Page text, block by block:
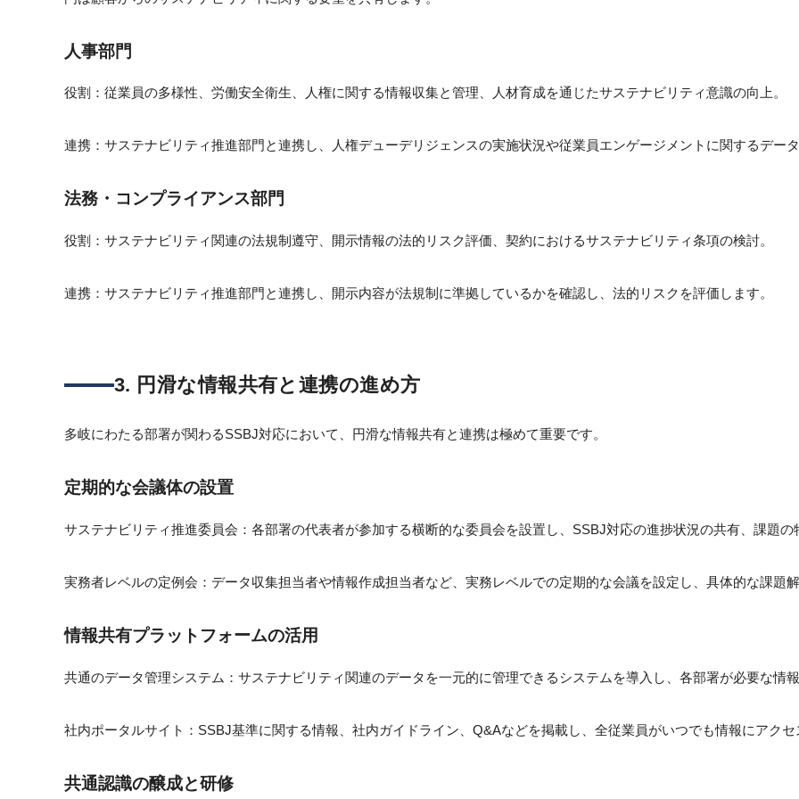
人事部門
役割：従業員の多様性、労働安全衛生、人権に関する情報収集と管理、人材育成を通じたサステナビリティ意識の向上。
連携：サステナビリティ推進部門と連携し、人権デューデリジェンスの実施状況や従業員エンゲージメントに関するデータ
法務・コンプライアンス部門
役割：サステナビリティ関連の法規制遵守、開示情報の法的リスク評価、契約におけるサステナビリティ条項の検討。
連携：サステナビリティ推進部門と連携し、開示内容が法規制に準拠しているかを確認し、法的リスクを評価します。
3. 円滑な情報共有と連携の進め方
多岐にわたる部署が関わるSSBJ対応において、円滑な情報共有と連携は極めて重要です。
定期的な会議体の設置
サステナビリティ推進委員会：各部署の代表者が参加する横断的な委員会を設置し、SSBJ対応の進捗状況の共有、課題の
実務者レベルの定例会：データ収集担当者や情報作成担当者など、実務レベルでの定期的な会議を設定し、具体的な課題
情報共有プラットフォームの活用
共通のデータ管理システム：サステナビリティ関連のデータを一元的に管理できるシステムを導入し、各部署が必要な情
社内ポータルサイト：SSBJ基準に関する情報、社内ガイドライン、Q&Aなどを掲載し、全従業員がいつでも情報にアクセ
共通認識の醸成と研修